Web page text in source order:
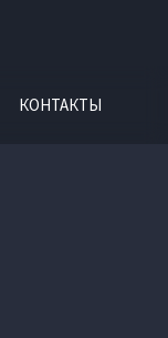
КОНТАКТЫ